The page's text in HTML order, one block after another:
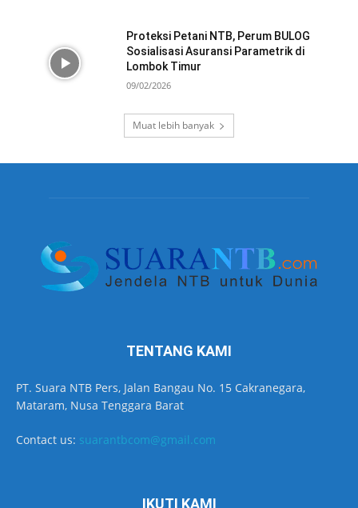
Proteksi Petani NTB, Perum BULOG
Sosialisasi Asuransi Parametrik di
Lombok Timur
09/02/2026
Muat lebih banyak
TENTANG KAMI
PT. Suara NTB Pers, Jalan Bangau No. 15 Cakranegara,
Mataram, Nusa Tenggara Barat
Contact us: suarantbcom@gmail.com
IKUTI KAMI